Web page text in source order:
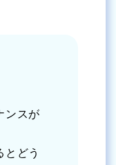
ンスが
とどう